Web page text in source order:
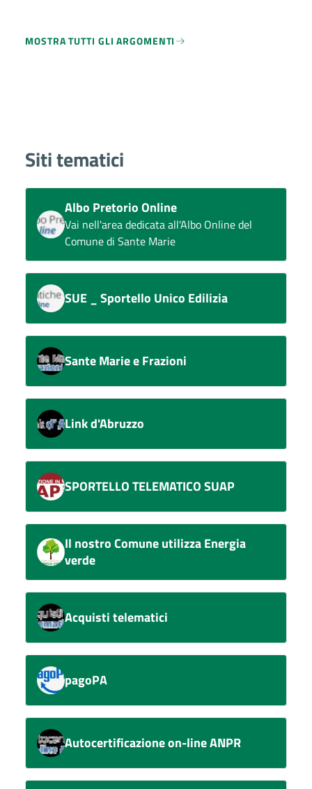
MOSTRA TUTTI GLI ARGOMENTI
Siti tematici
Albo Pretorio Online
Vai nell'area dedicata all'Albo Online del
Comune di Sante Marie
SUE _ Sportello Unico Edilizia
Sante Marie e Frazioni
Link d'Abruzzo
SPORTELLO TELEMATICO SUAP
Il nostro Comune utilizza Energia
verde
Acquisti telematici
pagoPA
Autocertificazione on-line ANPR